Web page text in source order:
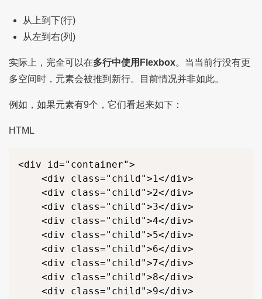
从上到下(行)
从左到右(列)
实际上，完全可以在多行中使用Flexbox。当当前行没有更
多空间时，元素会被推到新行。目前情况并非如此。
例如，如果元素有9个，它们看起来如下：
HTML
<div id="container">
    <div class="child">1</div>
    <div class="child">2</div>
    <div class="child">3</div>
    <div class="child">4</div>
    <div class="child">5</div>
    <div class="child">6</div>
    <div class="child">7</div>
    <div class="child">8</div>
    <div class="child">9</div>